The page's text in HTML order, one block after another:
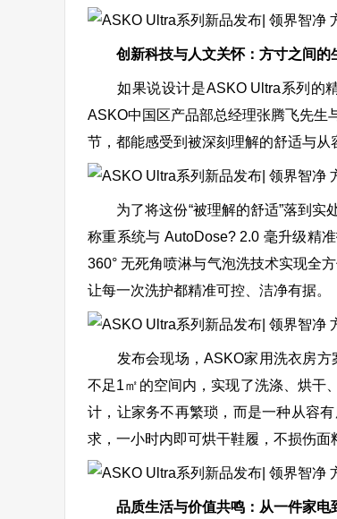
创新科技与人文关怀：方寸之间的
如果说设计是ASKO Ultra系列的精
ASKO中国区产品部总经理张腾飞先生
节，都能感受到被深刻理解的舒适与从
为了将这份“被理解的舒适”落到实
称重系统与 AutoDose? 2.0 毫升级精
360° 无死角喷淋与气泡洗技术实现全
让每一次洗护都精准可控、洁净有据。
发布会现场，ASKO家用洗衣房方
不足1㎡的空间内，实现了洗涤、烘干
计，让家务不再繁琐，而是一种从容
求，一小时内即可烘干鞋履，不损伤面
品质生活与价值共鸣：从一件家电